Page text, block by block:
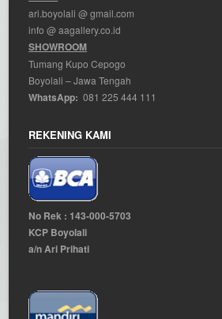
ari.boyolali @ gmail.com
info @ aagallery.co.id
SHOWROOM
Tumang Kupo Cepogo
Boyolali – Jawa Tengah
WhatsApp: 081 225 444 111
REKENING KAMI
No Rek : 143-000-5703
KCP Boyolali
a/n Ari Prihati